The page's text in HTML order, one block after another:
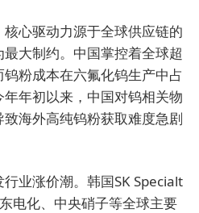
心驱动力源于全球供应链的
大制约。中国掌控着全球超
粉成本在六氟化钨生产中占
年初以来，中国对钨相关物
海外高纯钨粉获取难度急剧
业涨价潮。韩国SK Specialt
电化、中央硝子等全球主要